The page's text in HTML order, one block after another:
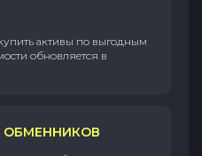
активы по выгодным
обновляется в